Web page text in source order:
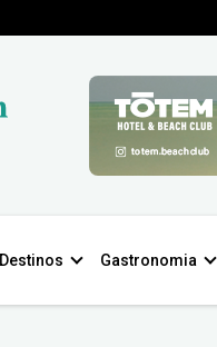
Destinos Gastronomia